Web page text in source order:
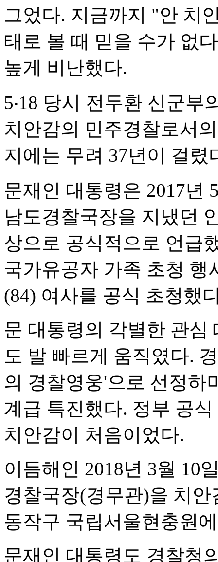
그었다. 지금까지 "안 치
태로 볼 때 믿을 수가 없
높게 비난했다.
5‧18 당시 전두환 신군
치안감의 민주경찰로서
지에는 무려 37년이 걸렸
문재인 대통령은 2017년
남도경찰국장을 지냈던
상으로 공식적으로 언급
국가유공자 가족 초청 행
(84) 여사를 공식 초청했
문 대통령의 각별한 관심
도 발 빠르게 움직였다.
의 경찰영웅'으로 선정하
계급 특진했다. 정부 공
치안감이 처음이었다.
이듬해인 2018년 3월 10
경찰국장(경무관)을 치
동작구 국립서울현충원
문재인 대통령도 경찰청